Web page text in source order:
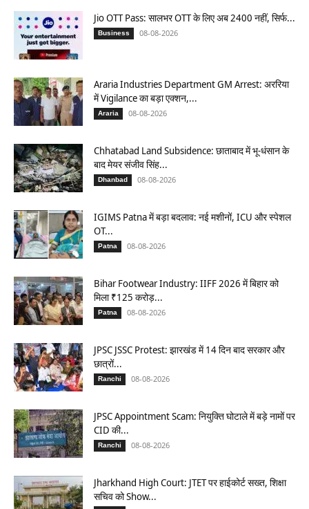
Jio OTT Pass: सालभर OTT के लिए अब 2400 नहीं, सिर्फ...
Business 08-08-2026
Araria Industries Department GM Arrest: अररिया
में Vigilance का बड़ा एक्शन,...
Araria 08-08-2026
Chhatabad Land Subsidence: छाताबाद में भू-धंसान के
बाद मेयर संजीव सिंह...
Dhanbad 08-08-2026
IGIMS Patna में बड़ा बदलाव: नई मशीनों, ICU और स्पेशल
OT...
Patna 08-08-2026
Bihar Footwear Industry: IIFF 2026 में बिहार को
मिला ₹125 करोड़...
Patna 08-08-2026
JPSC JSSC Protest: झारखंड में 14 दिन बाद सरकार और
छात्रों...
Ranchi 08-08-2026
JPSC Appointment Scam: नियुक्ति घोटाले में बड़े नामों पर
CID की...
Ranchi 08-08-2026
Jharkhand High Court: JTET पर हाईकोर्ट सख्त, शिक्षा
सचिव को Show...